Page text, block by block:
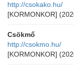
http://csokako.hu/
[KORMONKOR]
Csökmő
http://csokmo.hu/
[KORMONKOR]